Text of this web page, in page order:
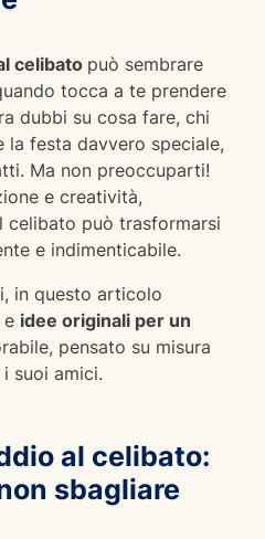
celibato può sembrare
tocca a te prendere
dubbi su cosa fare, chi
la festa davvero speciale,
Ma non preoccuparti!
e creatività,
celibato può trasformarsi
e indimenticabile.
in questo articolo
idee originali per un
pensato su misura
suoi amici.
al celibato:
sbagliare